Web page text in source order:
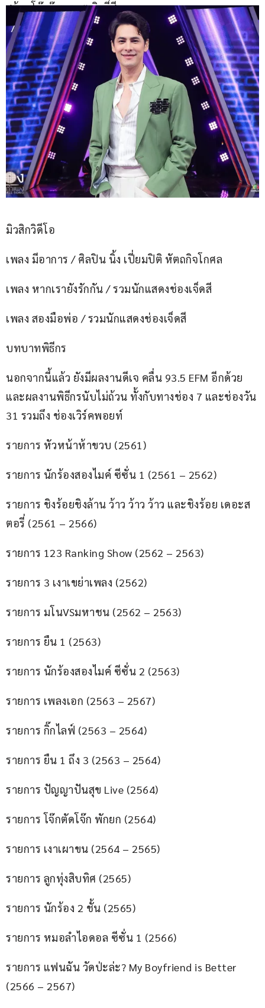
สร้าง โบ๊เบ๊ รุกฆาต ลิลลี่สีกุหลาบ ฯลฯ
มิวสิกวิดีโอ
เพลง มีอาการ / ศิลปิน นิ้ง เปี่ยมปิติ หัตถกิจโกศล
เพลง หากเรายังรักกัน / รวมนักแสดงช่องเจ็ดสี
เพลง สองมือพ่อ / รวมนักแสดงช่องเจ็ดสี
บทบาทพิธีกร
นอกจากนี้แล้ว ยังมีผลงานดีเจ คลื่น 93.5 EFM อีกด้วย
และผลงานพิธีกรนับไม่ถ้วน ทั้งกับทางช่อง 7 และช่องวัน
31 รวมถึง ช่องเวิร์คพอยท์
รายการ หัวหน้าห้าขวบ (2561)
รายการ นักร้องสองไมค์ ซีซั่น 1 (2561 – 2562)
รายการ ชิงร้อยชิงล้าน ว้าว ว้าว ว้าว และชิงร้อย เดอะส
ตอรี่ (2561 – 2566)
รายการ 123 Ranking Show (2562 – 2563)
รายการ 3 เงาเขย่าเพลง (2562)
รายการ มโนVSมหาชน (2562 – 2563)
รายการ ยืน 1 (2563)
รายการ นักร้องสองไมค์ ซีซั่น 2 (2563)
รายการ เพลงเอก (2563 – 2567)
รายการ กิ๊กไลฟ์ (2563 – 2564)
รายการ ยืน 1 ถึง 3 (2563 – 2564)
รายการ ปัญญาปันสุข Live (2564)
รายการ โจ๊กตัดโจ๊ก พักยก (2564)
รายการ เงาเผาขน (2564 – 2565)
รายการ ลูกทุ่งสิบทิศ (2565)
รายการ นักร้อง 2 ชั้น (2565)
รายการ หมอลำไอดอล ซีซั่น 1 (2566)
รายการ แฟนฉัน วัดป่ะล่ะ? My Boyfriend is Better
(2566 – 2567)